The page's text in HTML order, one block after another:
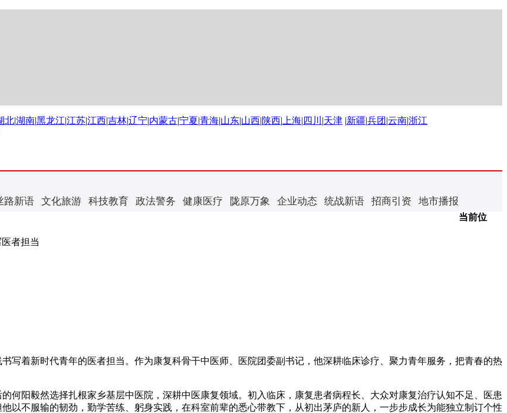
北|湖南|黑龙江|江苏|江西|吉林|辽宁|内蒙古|宁夏|青海|山东|山西|陕西| 上海| 四川 |天津 |新疆|兵团 |云南|浙江
路新语 文化旅游 科技教育 政法警务 健康医疗 陇原万象 企业动态 统战新语 招商引资 地市播报
当前位
者担当
着新时代青年的医者担当。作为康复科骨干中医师、医院团委副书记，他深耕临床诊疗、聚力青年服务，把青春的热
阳毅然选择扎根家乡基层中医院，深耕中医康复领域。初入临床，康复患者病程长、大众对康复治疗认知不足、医患
以不服输的韧劲，勤学苦练、躬身实践，在科室前辈的悉心带教下，从初出茅庐的新人，一步步成长为能独立制订个性